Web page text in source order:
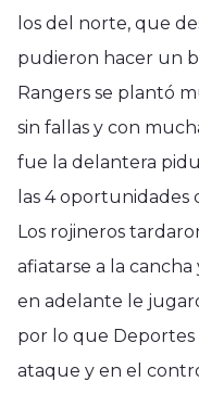
los del norte, que
pudieron hacer un
Rangers se plantó
sin fallas y con
fue la delantera
las 4 oportunidades
Los rojineros
afiatarse a la
en adelante le
por lo que Deportes
ataque y en el